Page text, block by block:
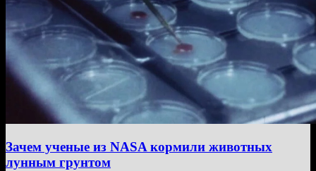
Зачем ученые из NASA кормили животных
лунным грунтом